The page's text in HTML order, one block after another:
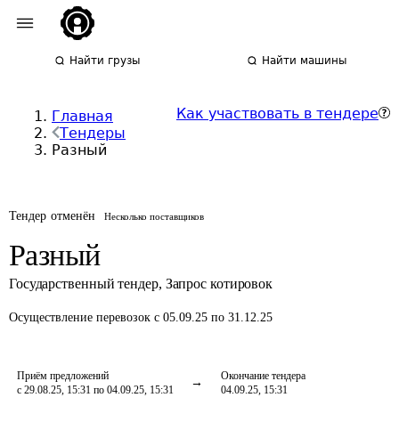
Найти грузы Найти машины
Главная
Тендеры
Разный
Как участвовать в тендере
Тендер отменён Несколько поставщиков
Разный
Государственный тендер, Запрос котировок
Осуществление перевозок с 05.09.25 по 31.12.25
Приём предложений
с 29.08.25, 15:31 по 04.09.25, 15:31
Окончание тендера
04.09.25, 15:31